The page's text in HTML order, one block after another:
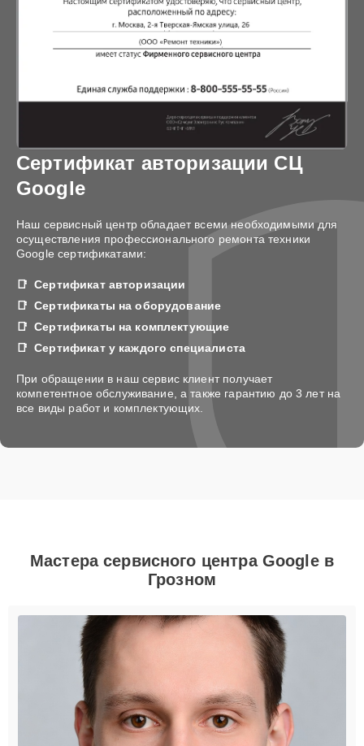
Сертификат авторизации СЦ
Google
Наш сервисный центр обладает всеми необходимыми для
осуществления профессионального ремонта техники
Google сертификатами:
Сертификат авторизации
Сертификаты на оборудование
Сертификаты на комплектующие
Сертификат у каждого специалиста
При обращении в наш сервис клиент получает
компетентное обслуживание, а также гарантию до 3 лет на
все виды работ и комплектующих.
Мастера сервисного центра Google в
Грозном